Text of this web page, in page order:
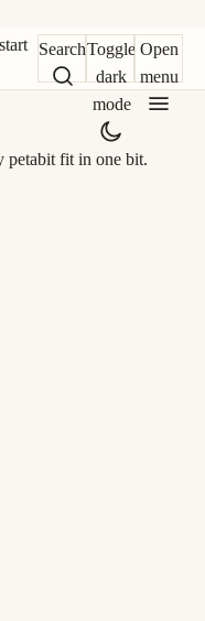
SearchToggle
dark
mode
Open
menu
petabit fit in one bit.